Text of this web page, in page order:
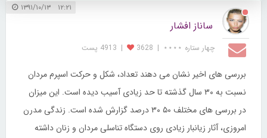
۱۲:۲۱ ۱۳۹۱/۱۰/۱۳
ساناز افشار
چهار ستاره ⋆⋆⋆⋆ |
3628
| 4913 پست
بررسی های اخیر نشان می دهند تعداد، شکل و حرکت اسپرم مردان
نسبت به ۳۰ سال گذشته تا حد زیادی آسیب دیده است. این میزان
در بررسی های مختلف ۵۰ ۳۰ درصد گزارش شده است. زندگی مدرن
امروزی، آثار زیانبار زیادی روی دستگاه تناسلی مردان و زنان داشته